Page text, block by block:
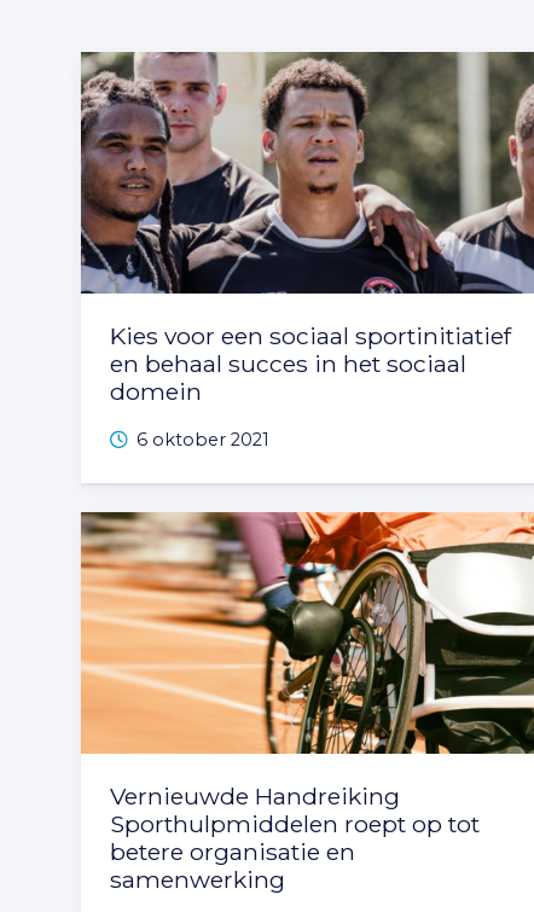
Kies voor een sociaal sportinitiatief
en behaal succes in het sociaal
domein
6 oktober 2021
Vernieuwde Handreiking
Sporthulpmiddelen roept op tot
betere organisatie en
samenwerking